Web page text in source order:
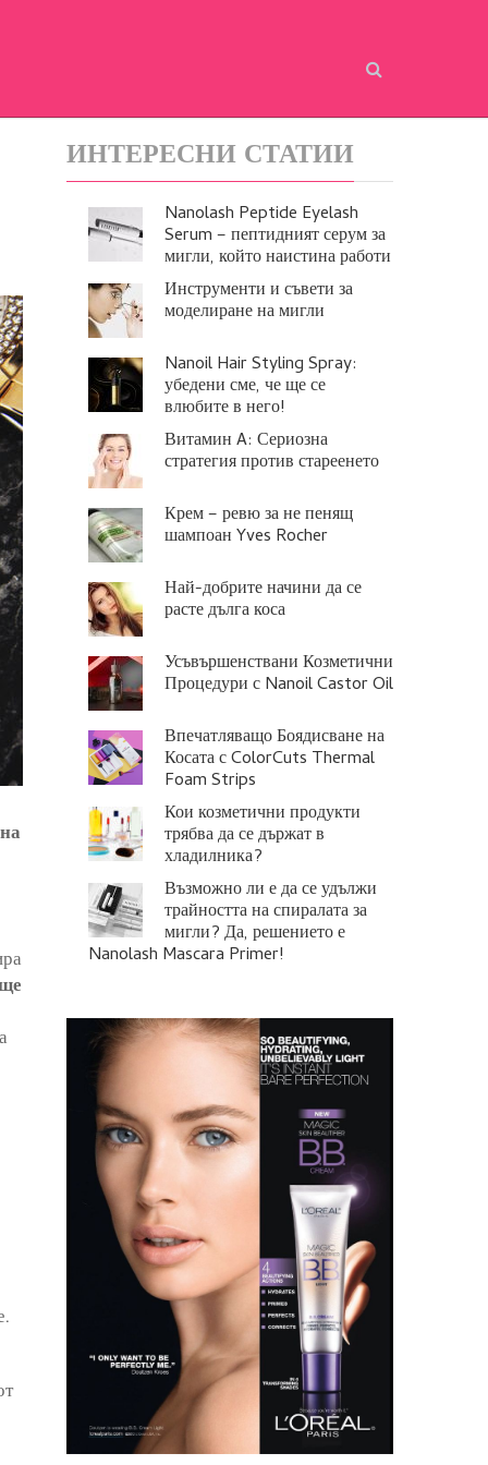
ИНТЕРЕСНИ СТАТИИ
Nanolash Peptide Eyelash
Serum – пептидният серум за
мигли, който наистина работи
Инструменти и съвети за
моделиране на мигли
Nanoil Hair Styling Spray:
убедени сме, че ще се
влюбите в него!
Витамин A: Сериозна
стратегия против стареенето
Крем – ревю за не пенящ
шампоан Yves Rocher
Най-добрите начини да се
расте дълга коса
Усъвършенствани Козметични
Процедури с Nanoil Castor Oil
Впечатляващо Боядисване на
Косата с ColorCuts Thermal
Foam Strips
Кои козметични продукти
трябва да се държат в
хладилника?
Възможно ли е да се удължи
трайността на спиралата за
мигли? Да, решението е
Nanolash Mascara Primer!